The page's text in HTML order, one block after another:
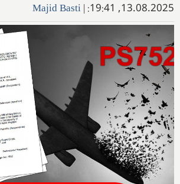
13.08.2025, 19:41:
|
Majid Basti